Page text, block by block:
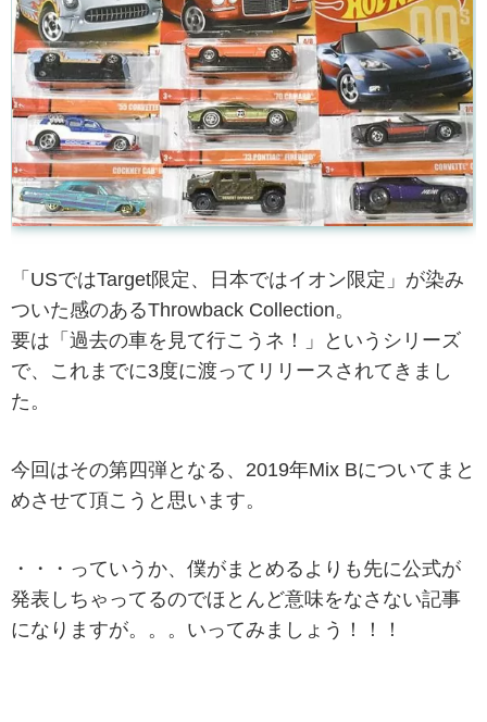
「USではTarget限定、日本ではイオン限定」が染み
ついた感のあるThrowback Collection。
要は「過去の車を見て行こうネ！」というシリーズ
で、これまでに3度に渡ってリリースされてきまし
た。
今回はその第四弾となる、2019年Mix Bについてまと
めさせて頂こうと思います。
・・・っていうか、僕がまとめるよりも先に公式が
発表しちゃってるのでほとんど意味をなさない記事
になりますが。。。いってみましょう！！！